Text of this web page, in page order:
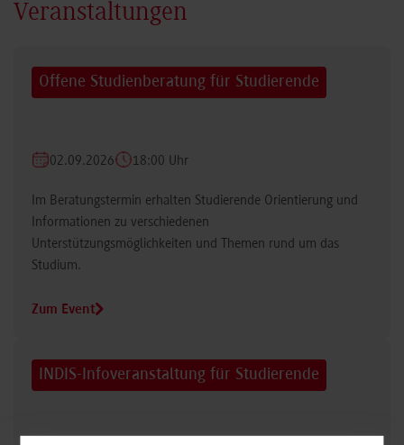
Veranstaltungen
Offene Studienberatung für Studierende
02.09.2026 18:00 Uhr
Im Beratungstermin erhalten Studierende Orientierung und
Informationen zu verschiedenen
Unterstützungsmöglichkeiten und Themen rund um das
Studium.
Zum Event
INDIS-Infoveranstaltung für Studierende